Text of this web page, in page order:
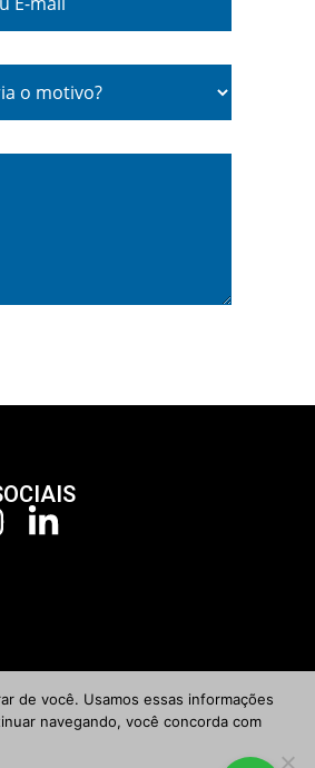
de você. Usamos essas informações
navegando, você concorda com